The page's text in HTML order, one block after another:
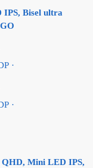
IPS, Bisel ultra
Mini LED IPS,